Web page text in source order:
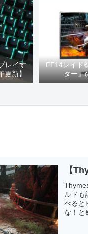
レイす
新】
FF14レイド
ター』
【
ルドも
べると
な！と